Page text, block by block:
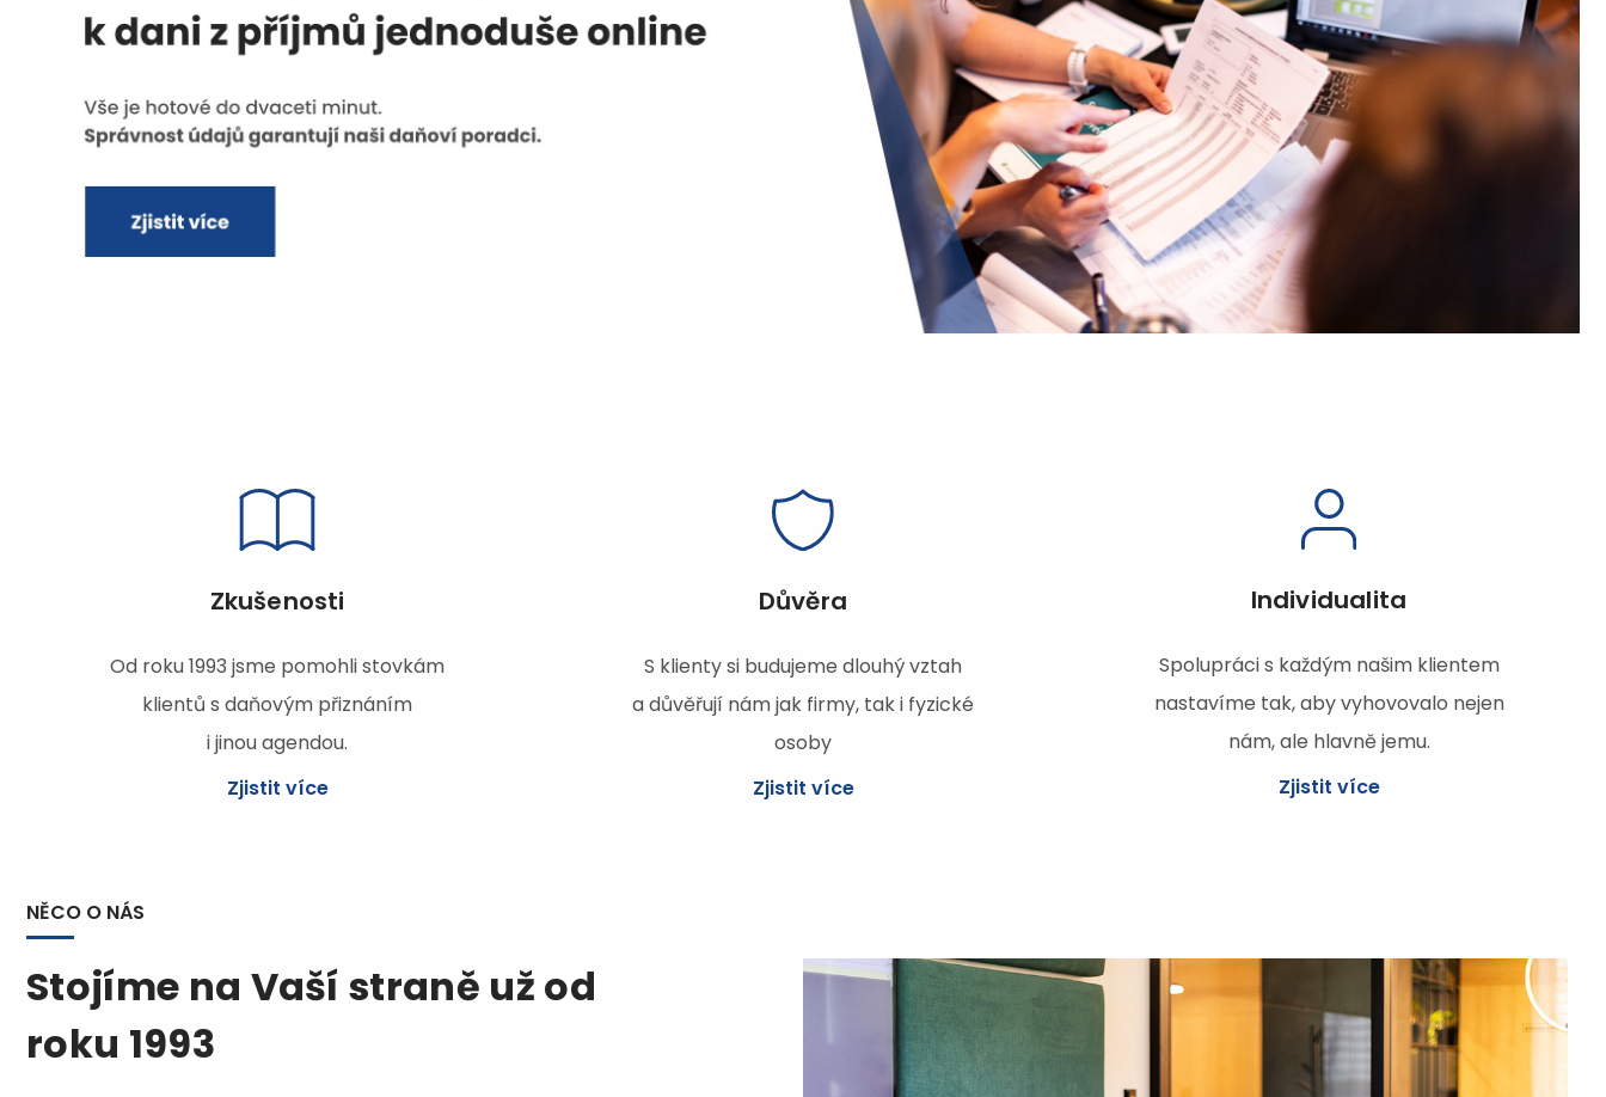
Zkušenosti
Od roku 1993 jsme pomohli stovkám
klientů s daňovým přiznáním
i jinou agendou.
Zjistit více
Důvěra
S klienty si budujeme dlouhý vztah
a důvěřují nám jak firmy, tak i fyzické
osoby
Zjistit více
Individualita
Spolupráci s každým našim klientem
nastavíme tak, aby vyhovovalo nejen
nám, ale hlavně jemu.
Zjistit více
NĚCO O NÁS
Stojíme na Vaší straně už od
roku 1993